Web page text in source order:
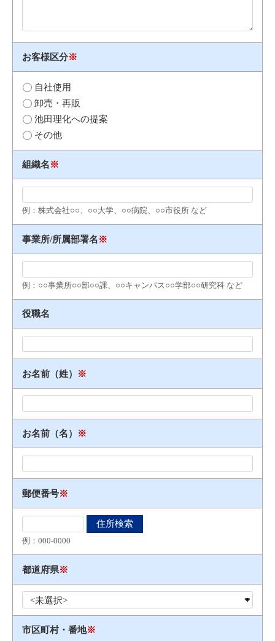
お客様区分※
自社使用
卸売・再販
池田理化への提案
その他
組織名※
例：株式会社○○、○○大学、○○病院、○○市役所 など
事業所/所属部署名※
例：○○事業所○○部○○課、○○キャンパス○○学部○○研究科 など
役職名
お名前（姓） ※
お名前（名） ※
郵便番号※
例：000​-​0000
都道府県※
市区町村・番地※